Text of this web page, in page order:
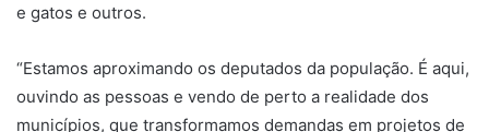
e gatos e outros.
“Estamos aproximando os deputados da população. É aqui,
ouvindo as pessoas e vendo de perto a realidade dos
municípios, que transformamos demandas em projetos de